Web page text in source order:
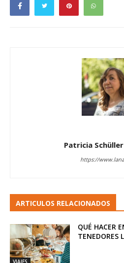
Patricia
https://
ARTICULOS RELACIONADOS
QUÉ HACER
TENEDORES